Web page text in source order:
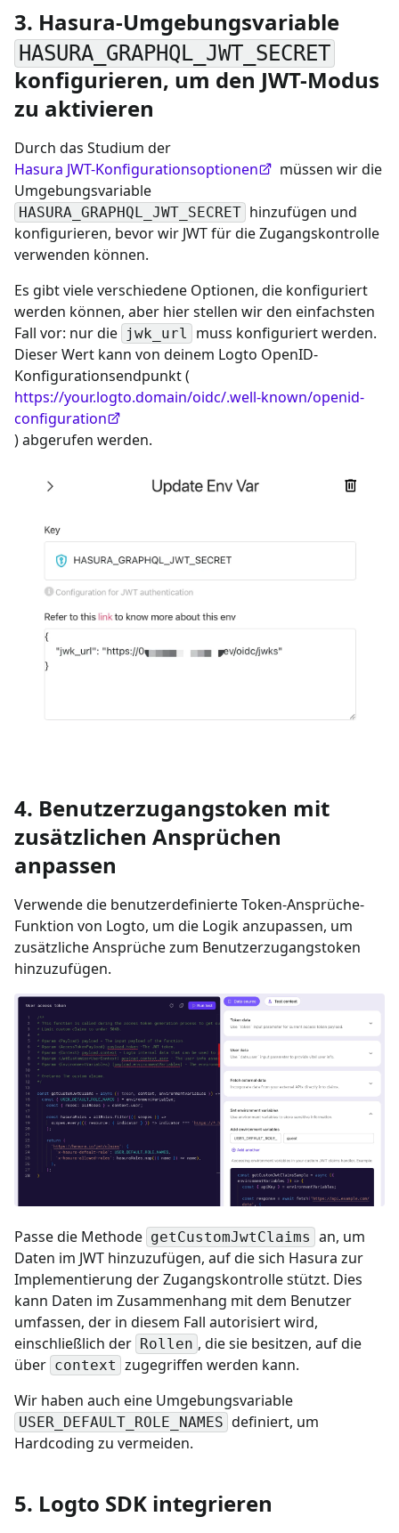
3. Hasura-Umgebungsvariable
HASURA_GRAPHQL_JWT_SECRET
konfigurieren, um den JWT-Modus
zu aktivieren
Durch das Studium der
Hasura JWT-Konfigurationsoptionen
müssen wir die
Umgebungsvariable
HASURA_GRAPHQL_JWT_SECRET hinzufügen und
konfigurieren, bevor wir JWT für die Zugangskontrolle
verwenden können.
Es gibt viele verschiedene Optionen, die konfiguriert
werden können, aber hier stellen wir den einfachsten
Fall vor: nur die jwk_url
muss konfiguriert werden.
Dieser Wert kann von deinem Logto OpenID-
Konfigurationsendpunkt (
https://your.logto.domain/oidc/.well-known/openid-
configuration
) abgerufen werden.
4. Benutzerzugangstoken mit
zusätzlichen Ansprüchen
anpassen
Verwende die benutzerdefinierte Token-Ansprüche-
Funktion von Logto, um die Logik anzupassen, um
zusätzliche Ansprüche zum Benutzerzugangstoken
hinzuzufügen.
Passe die Methode getCustomJwtClaims an, um
Daten im JWT hinzuzufügen, auf die sich Hasura zur
Implementierung der Zugangskontrolle stützt. Dies
kann Daten im Zusammenhang mit dem Benutzer
umfassen, der in diesem Fall autorisiert wird,
einschließlich der Rollen , die sie besitzen, auf die
über context zugegriffen werden kann.
Wir haben auch eine Umgebungsvariable
USER_DEFAULT_ROLE_NAMES definiert, um
Hardcoding zu vermeiden.
5. Logto SDK integrieren